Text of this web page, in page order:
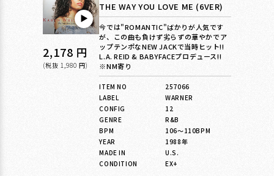
▶︎
通
常
2,178 円
(税抜 1,980 円)
THE WAY YOU LOVE ME (6VER)
今では"ROMANTIC"ばかりが人気です
が、この曲も負けず劣らずの華やかでア
ップテンポなNEW JACKで当時ヒット!!
L.A. REID & BABYFACEプロデュース!!
※NM寄り
ITEM NO
257066
LABEL
WARNER
CONFIG
12
GENRE
R&B
BPM
106〜110BPM
YEAR
1988年
MADE IN
U.S.
CONDITION
EX+